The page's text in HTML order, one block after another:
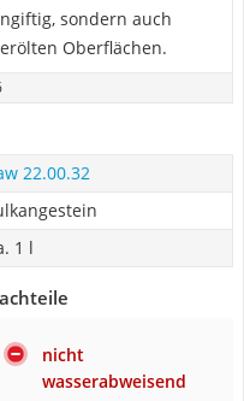
sondern auch
Oberflächen.
22.00.32
1 l
nicht
wasserabweisend